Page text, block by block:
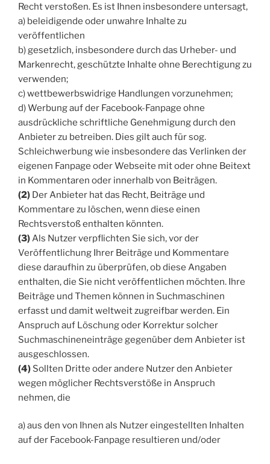
Recht verstoßen. Es ist Ihnen insbesondere untersagt,
a) beleidigende oder unwahre Inhalte zu
veröffentlichen
b) gesetzlich, insbesondere durch das Urheber- und
Markenrecht, geschützte Inhalte ohne Berechtigung zu
verwenden;
c) wettbewerbswidrige Handlungen vorzunehmen;
d) Werbung auf der Facebook-Fanpage ohne
ausdrückliche schriftliche Genehmigung durch den
Anbieter zu betreiben. Dies gilt auch für sog.
Schleichwerbung wie insbesondere das Verlinken der
eigenen Fanpage oder Webseite mit oder ohne Beitext
in Kommentaren oder innerhalb von Beiträgen.
(2) Der Anbieter hat das Recht, Beiträge und
Kommentare zu löschen, wenn diese einen
Rechtsverstoß enthalten könnten.
(3)Als Nutzer verpflichten Sie sich, vor der
Veröffentlichung Ihrer Beiträge und Kommentare
diese daraufhin zu überprüfen, ob diese Angaben
enthalten, die Sie nicht veröffentlichen möchten. Ihre
Beiträge und Themen können in Suchmaschinen
erfasst und damit weltweit zugreifbar werden. Ein
Anspruch auf Löschung oder Korrektur solcher
Suchmaschineneinträge gegenüber dem Anbieter ist
ausgeschlossen.
(4) Sollten Dritte oder andere Nutzer den Anbieter
wegen möglicher Rechtsverstöße in Anspruch
nehmen, die
a) aus den von Ihnen als Nutzer eingestellten Inhalten
auf der Facebook-Fanpage resultieren und/oder